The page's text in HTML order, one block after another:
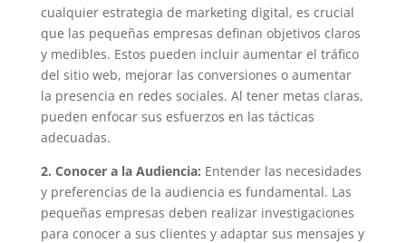
cualquier estrategia de marketing digital, es crucial
que las pequeñas empresas definan objetivos claros
y medibles. Estos pueden incluir aumentar el tráfico
del sitio web, mejorar las conversiones o aumentar
la presencia en redes sociales. Al tener metas claras,
pueden enfocar sus esfuerzos en las tácticas
adecuadas.
2. Conocer a la Audiencia: Entender las necesidades
y preferencias de la audiencia es fundamental. Las
pequeñas empresas deben realizar investigaciones
para conocer a sus clientes y adaptar sus mensajes y